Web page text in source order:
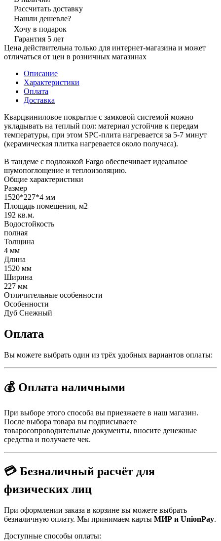
Рассчитать доставку
Нашли дешевле?
Хочу в подарок
Гарантия 5 лет
Цена действительна только для интернет-магазина и может
отличаться от цен в розничных магазинах
Описание
Характеристики
Оплата
Доставка
Кварцвиниловое покрытие с замковой системой можно
укладывать на теплый пол: материал устойчив к передам
температуры, при этом SPC-плита нагревается за 5-7 минут
(керамическая плитка нагревается около получаса).
В тандеме с подложкой Fargo обеспечивает идеальное
шумопоглощение и теплоизоляцию.
Общие характеристики
Размер
1520*227*4 мм
Площадь помещения, м2
192 кв.м.
Водостойкость
полная
Толщина
4 мм
Длина
1520 мм
Ширина
227 мм
Отличительные особенности
Особенности
Дуб Снежный
Оплата
Вы можете выбрать один из трёх удобных вариантов оплаты:
💰 Оплата наличными
При выборе этого способа вы приезжаете в наш магазин.
После выбора товара вы подписываете
товаросопроводительные документы, вносите денежные
средства и получаете чек.
💳 Безналичный расчёт для
физических лиц
При оформлении заказа в корзине вы можете выбрать
безналичную оплату. Мы принимаем карты МИР и UnionPay.
Доступные способы оплаты: